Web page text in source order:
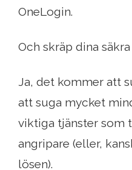
OneLogin.
Och skräp dina
Ja, det kommer att
att suga mycket
viktiga tjänster som
angripare (eller,
lösen).